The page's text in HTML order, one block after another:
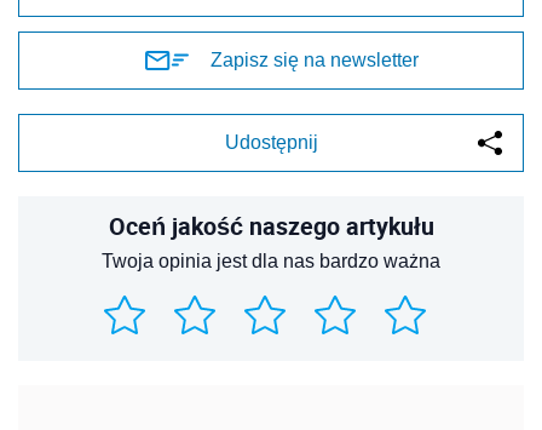
Zapisz się na newsletter
Udostępnij
Oceń jakość naszego artykułu
Twoja opinia jest dla nas bardzo ważna